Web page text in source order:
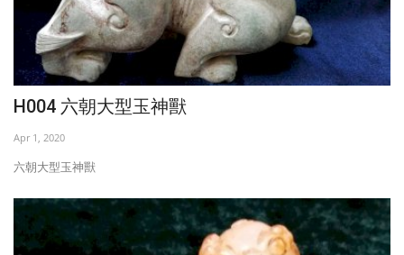
H004 六朝大型玉神獸
Apr 1, 2020
六朝大型玉神獸